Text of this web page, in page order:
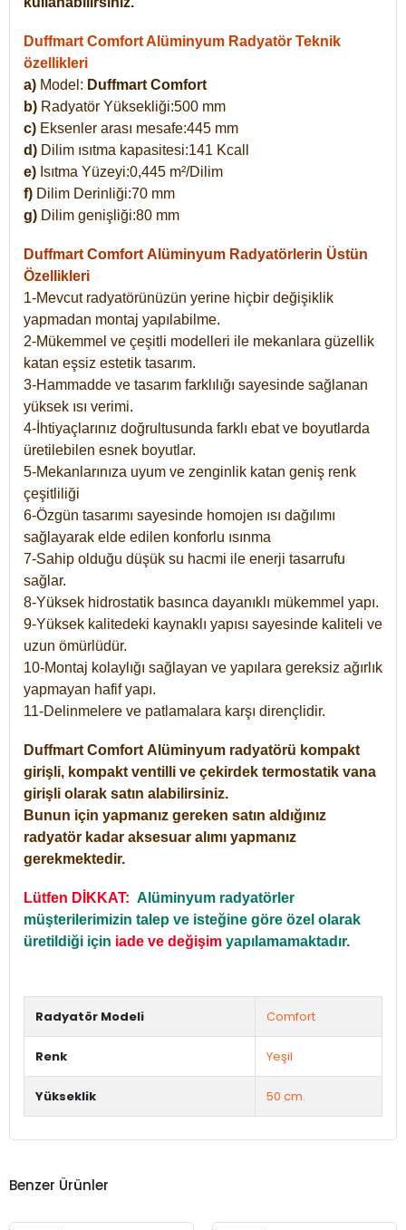
Duffmart Comfort Alüminyum Radyatör Teknik
özellikleri
a) Model: Duffmart Comfort
b) Radyatör Yüksekliği:500 mm
c) Eksenler arası mesafe:445 mm
d) Dilim ısıtma kapasitesi:141 Kcall
e) Isıtma Yüzeyi:0,445 m²/Dilim
f) Dilim Derinliği:70 mm
g) Dilim genişliği:80 mm
Duffmart Comfort Alüminyum Radyatörlerin Üstün
Özellikleri
1-Mevcut radyatörünüzün yerine hiçbir değişiklik
yapmadan montaj yapılabilme.
2-Mükemmel ve çeşitli modelleri ile mekanlara güzellik
katan eşsiz estetik tasarım.
3-Hammadde ve tasarım farklılığı sayesinde sağlanan
yüksek ısı verimi.
4-İhtiyaçlarınız doğrultusunda farklı ebat ve boyutlarda
üretilebilen esnek boyutlar.
5-Mekanlarınıza uyum ve zenginlik katan geniş renk
çeşitliliği
6-Özgün tasarımı sayesinde homojen ısı dağılımı
sağlayarak elde edilen konforlu ısınma
7-Sahip olduğu düşük su hacmi ile enerji tasarrufu
sağlar.
8-Yüksek hidrostatik basınca dayanıklı mükemmel yapı.
9-Yüksek kalitedeki kaynaklı yapısı sayesinde kaliteli ve
uzun ömürlüdür.
10-Montaj kolaylığı sağlayan ve yapılara gereksiz ağırlık
yapmayan hafif yapı.
11-Delinmelere ve patlamalara karşı dirençlidir.
Duffmart Comfort Alüminyum radyatörü kompakt
girişli, kompakt ventilli ve çekirdek termostatik vana
girişli olarak satın alabilirsiniz.
Bunun için yapmanız gereken satın aldığınız
radyatör kadar aksesuar alımı yapmanız
gerekmektedir.
Lütfen DİKKAT: Alüminyum radyatörler
müşterilerimizin talep ve isteğine göre özel olarak
üretildiği için iade ve değişim yapılamamaktadır.
Radyatör Modeli Comfort
Renk Yeşil
Yükseklik 50 cm.
Benzer Ürünler